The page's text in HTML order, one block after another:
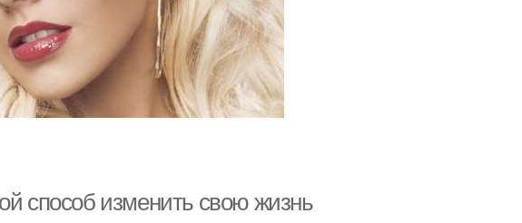
способ изменить свою жизнь